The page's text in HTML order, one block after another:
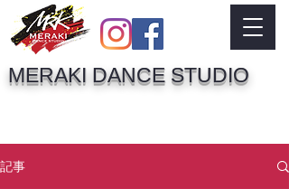
MERAKI DANCE STUDIO
記事